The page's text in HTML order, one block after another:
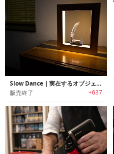
Slow Dance｜実在するオブジェクトをスローモーションで表示するピクチャーフレーム「スローダンス」
販売終了 +637